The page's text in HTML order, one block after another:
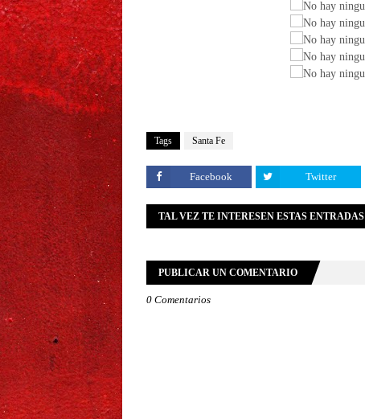
Tags Santa Fe
Facebook Twitter
TAL VEZ TE INTERESEN ESTAS ENTRADAS
PUBLICAR UN COMENTARIO
0 Comentarios